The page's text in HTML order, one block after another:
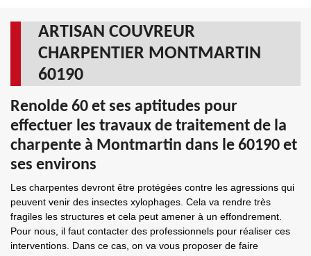
ARTISAN COUVREUR
CHARPENTIER MONTMARTIN
60190
Renolde 60 et ses aptitudes pour
effectuer les travaux de traitement de la
charpente à Montmartin dans le 60190 et
ses environs
Les charpentes devront être protégées contre les agressions qui
peuvent venir des insectes xylophages. Cela va rendre très
fragiles les structures et cela peut amener à un effondrement.
Pour nous, il faut contacter des professionnels pour réaliser ces
interventions. Dans ce cas, on va vous proposer de faire